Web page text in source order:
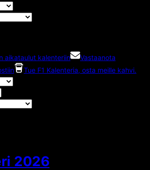
aikataulut kalenteriin
Vastaanota
Tue F1 Kalenteria, osta meille kahvi.
2026